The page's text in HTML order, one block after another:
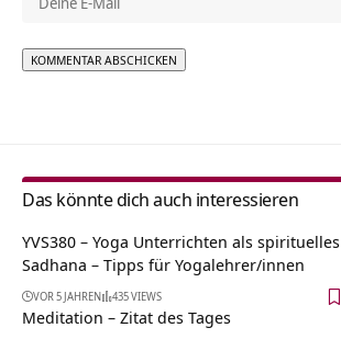
Das könnte dich auch interessieren
YVS380 – Yoga Unterrichten als spirituelles
Sadhana – Tipps für Yogalehrer/innen
VOR 5 JAHREN 435 VIEWS
Meditation – Zitat des Tages